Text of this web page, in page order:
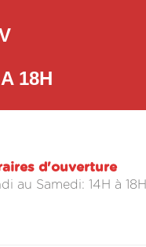
18H
d'ouverture
au Samedi: 14H à 18H